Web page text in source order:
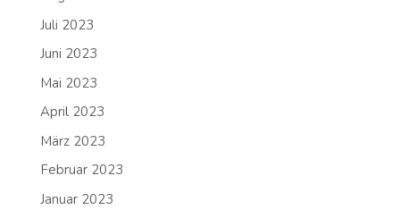
Juli 2023
Juni 2023
Mai 2023
April 2023
März 2023
Februar 2023
Januar 2023